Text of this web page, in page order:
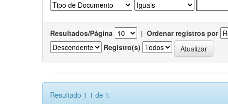
Resultados/Página | Ordenar registros por
Registro(s)
Resultado 1-1 de 1.